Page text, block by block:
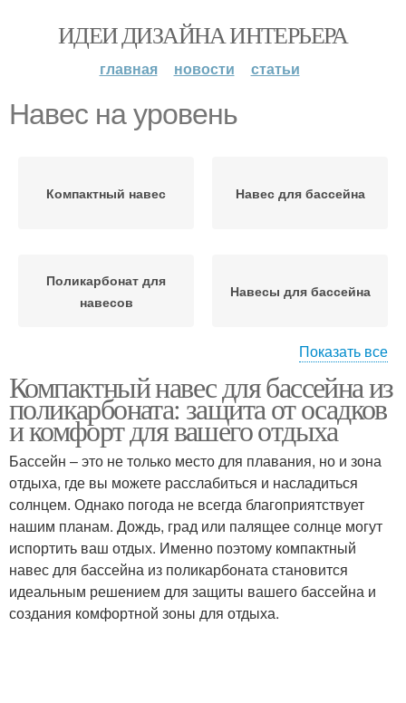
ИДЕИ ДИЗАЙНА ИНТЕРЬЕРА
главная новости статьи
Навес на уровень
Компактный навес Навес для бассейна
Поликарбонат для
навесов
Навесы для бассейна
Навесы на стойках Раздвижной навес
Закрытый навес
Навес из
поликарбоната
Показать все
Компактный навес для бассейна из
поликарбоната: защита от осадков
и комфорт для вашего отдыха
Бассейн – это не только место для плавания, но и зона
отдыха, где вы можете расслабиться и насладиться
солнцем. Однако погода не всегда благоприятствует
нашим планам. Дождь, град или палящее солнце могут
испортить ваш отдых. Именно поэтому компактный
навес для бассейна из поликарбоната становится
идеальным решением для защиты вашего бассейна и
создания комфортной зоны для отдыха.